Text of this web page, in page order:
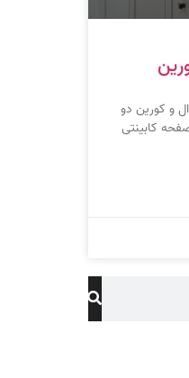
و کورین دو
کابینتی